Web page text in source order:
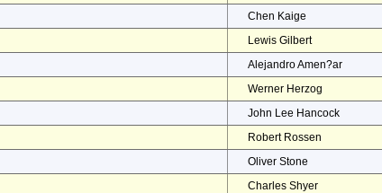
Chen Kaige
Lewis Gilbert
Alejandro Amen?ar
Werner Herzog
John Lee Hancock
Robert Rossen
Oliver Stone
Charles Shyer